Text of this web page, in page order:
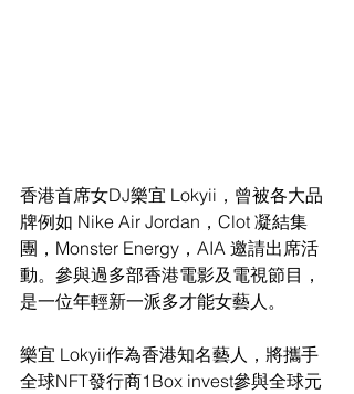
香港首席女DJ樂宜 Lokyii，曾被各大品
牌例如 Nike Air Jordan，Clot 凝結集
團，Monster Energy，AIA 邀請出席活
動。參與過多部香港電影及電視節目，
是一位年輕新一派多才能女藝人。
樂宜 Lokyii作為香港知名藝人，將攜手
全球NFT發行商1Box invest參與全球元